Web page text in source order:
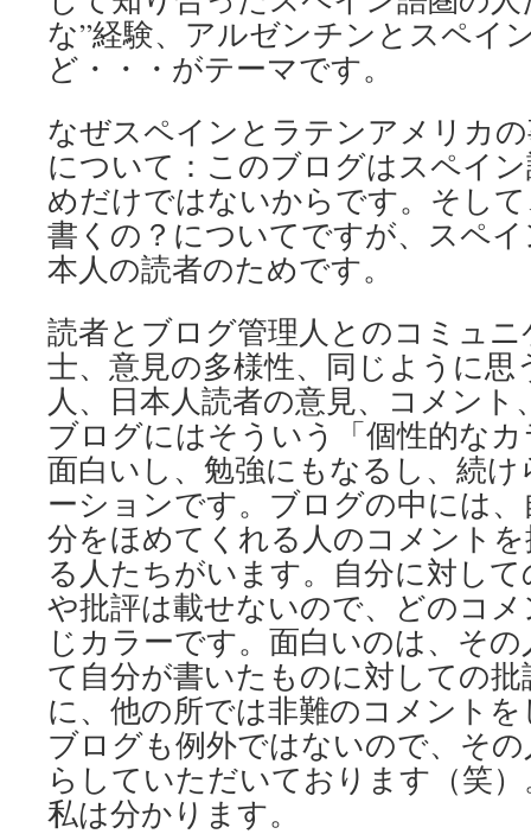
な”経験、アルゼンチンとスペイ
ど・・・がテーマです。
なぜスペインとラテンアメリカ
について：このブログはスペイ
めだけではないからです。そし
書くの？についてですが、スペ
本人の読者のためです。
読者とブログ管理人とのコミュ
士、意見の多様性、同じように
人、日本人読者の意見、コメン
ブログにはそういう「個性的な
面白いし、勉強にもなるし、続
ーションです。ブログの中には
分をほめてくれる人のコメント
る人たちがいます。自分に対し
や批評は載せないので、どのコ
じカラーです。面白いのは、そ
て自分が書いたものに対しての
に、他の所では非難のコメント
ブログも例外ではないので、そ
らしていただいております（笑
私は分かります。